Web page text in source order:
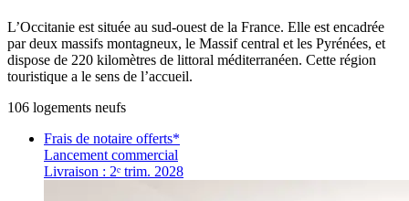
L’Occitanie est située au sud-ouest de la France. Elle est encadrée
par deux massifs montagneux, le Massif central et les Pyrénées, et
dispose de 220 kilomètres de littoral méditerranéen. Cette région
touristique a le sens de l’accueil.
106 logements neufs
Frais de notaire offerts*
Lancement commercial
Livraison : 2ᵉ trim. 2028